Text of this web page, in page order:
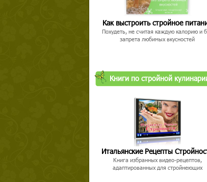
Как выстроить стройное
Похудеть, не считая каждую калорию и
запрета любимых вкусностей
Книги по стройной
Итальянские Рецепты
Книга избранных видео-рецептов,
адаптированных для стройнеющих